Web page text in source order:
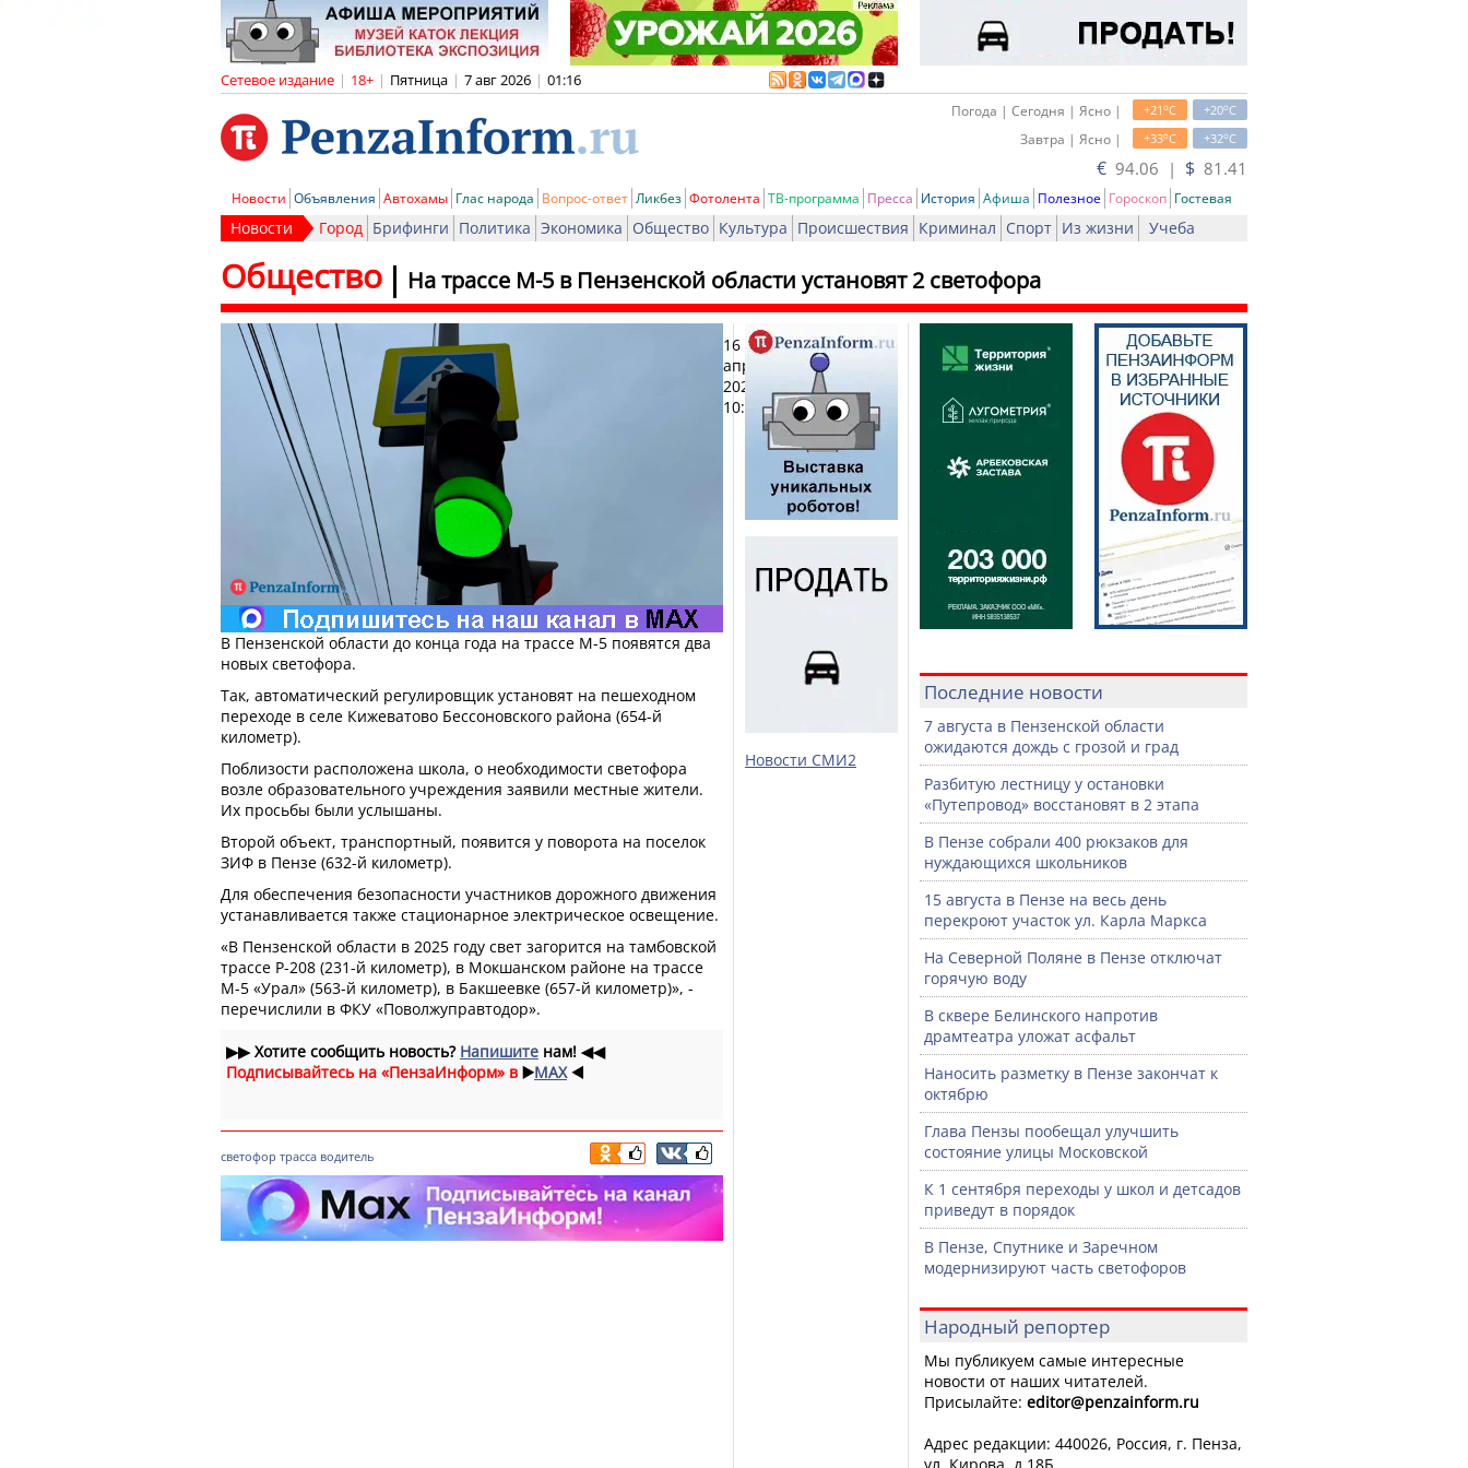
Сетевое издание | 18+ | Пятница | 7 авг 2026 | 01:16
+20oC
+21oC
Погода | Сегодня | Ясно |
+32oC
+33oC
Завтра | Ясно |
€ 94.06 | $ 81.41
Новости Объявления Автохамы Глас народа Вопрос-ответ Ликбез Фотолента ТВ-программа Пресса История Афиша Полезное Гороскоп Гостевая
Новости Город Брифинги Политика Экономика Общество Культура Происшествия Криминал Спорт Из жизни Учеба
На трассе М-5 в Пензенской области установят 2 светофора
Общество
16
апреля
2025,
10:48
Печать
В Пензенской области до конца года на трассе М-5 появятся два
новых светофора.
Так, автоматический регулировщик установят на пешеходном
переходе в селе Кижеватово Бессоновского района (654-й
километр).
Поблизости расположена школа, о необходимости светофора
возле образовательного учреждения заявили местные жители.
Их просьбы были услышаны.
Второй объект, транспортный, появится у поворота на поселок
ЗИФ в Пензе (632-й километр).
Для обеспечения безопасности участников дорожного движения
устанавливается также стационарное электрическое освещение.
«В Пензенской области в 2025 году свет загорится на тамбовской
трассе Р-208 (231-й километр), в Мокшанском районе на трассе
М-5 «Урал» (563-й километр), в Бакшеевке (657-й километр)», -
перечислили в ФКУ «Поволжуправтодор».
▶▶Хотите сообщить новость? Напишите нам! ◀◀
Подписывайтесь на «ПензаИнформ» в ▶️MAX ◀️
светофор трасса водитель
Новости СМИ2
Последние новости
7 августа в Пензенской области
ожидаются дождь с грозой и град
Разбитую лестницу у остановки
«Путепровод» восстановят в 2 этапа
В Пензе собрали 400 рюкзаков для
нуждающихся школьников
15 августа в Пензе на весь день
перекроют участок ул. Карла Маркса
На Северной Поляне в Пензе отключат
горячую воду
В сквере Белинского напротив
драмтеатра уложат асфальт
Наносить разметку в Пензе закончат к
октябрю
Глава Пензы пообещал улучшить
состояние улицы Московской
К 1 сентября переходы у школ и детсадов
приведут в порядок
В Пензе, Спутнике и Заречном
модернизируют часть светофоров
Народный репортер
Мы публикуем самые интересные
новости от наших читателей.
Присылайте: editor@penzainform.ru
Адрес редакции: 440026, Россия, г. Пенза,